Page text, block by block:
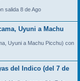
salida 8 de Ago
Uyuni a Machu
Uyuni a Machu Picchu) con
del Indico (del 7 de